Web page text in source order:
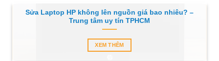
Sửa Laptop HP không lên nguồn giá bao nhiêu? –
Trung tâm uy tín TPHCM
XEM THÊM